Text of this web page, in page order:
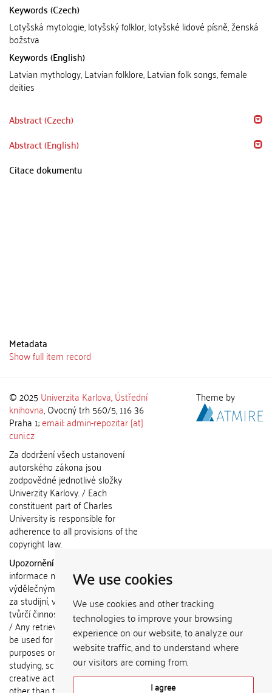
We use cookies
We use cookies and other tracking
technologies to improve your browsing
experience on our website, to analyze our
website traffic, and to understand where
our visitors are coming from.
I agree
Keywords (Czech)
Lotyšská mytologie, lotyšský folklor, lotyšské lidové písně, ženská
božstva
Keywords (English)
Latvian mythology, Latvian folklore, Latvian folk songs, female
deities
Abstract (Czech)
Abstract (English)
Citace dokumentu
Metadata
Show full item record
© 2025 Univerzita Karlova,Ústřední
knihovna, Ovocný trh 560/5, 116 36
Praha 1;email: admin-repozitar [at]
cuni.cz
Za dodržení všech ustanovení
autorského zákona jsou
zodpovědné jednotlivé složky
Univerzity Karlovy. / Each
constituent part of Charles
University is responsible for
adherence to all provisions of the
copyright law.
Upozornění / Notice:
informace nemohou být použity k
výdělečným účelům nebo vydávány
za studijní, vědeckou nebo jinou
tvůrčí činnost jiné osoby než autora.
/ Any retrieved information shall not
be used for any commercial
purposes or claimed as results of
studying, scientific or any other
creative activities of any person
Theme by